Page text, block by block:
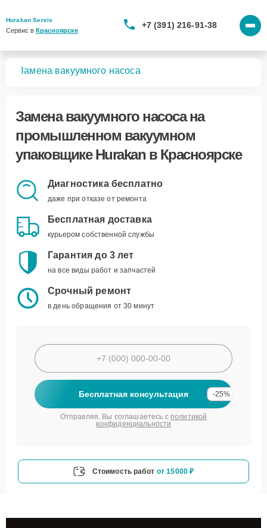
Hurakan Servis
Сервис в Красноярске
+7 (391) 216-91-38
Замена вакуумного насоса
Замена вакуумного насосана
промышленном вакуумном
упаковщике Hurakan в Красноярске
Диагностика бесплатно
даже при отказе от ремонта
Бесплатная доставка
курьером собственной службы
Гарантия до 3 лет
на все виды работ и запчастей
Срочный ремонт
в день обращения от 30 минут
Бесплатная консультация -25%
Отправляя, Вы соглашаетесь с политикой
конфиденциальности
Стоимость работ от 15000 ₽